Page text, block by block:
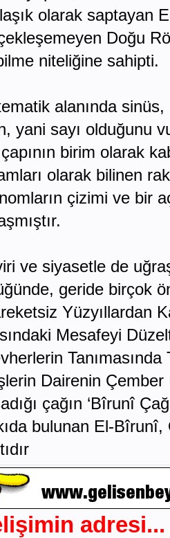
olarak saptayan
Doğu
niteliğine sahipti.
alanında
yani sayı olduğunu
birim olarak
olarak bilinen
çizimi ve bir
ve siyasetle de
geride birçok
Yüzyıllardan
Mesafeyi
Dairenin Çember
çağın ‘Bîrunî
bulunan El-Bîrunî,
adresi...